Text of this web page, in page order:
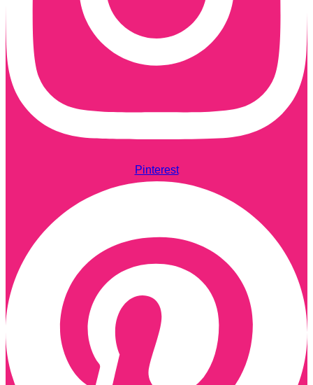
Pinterest